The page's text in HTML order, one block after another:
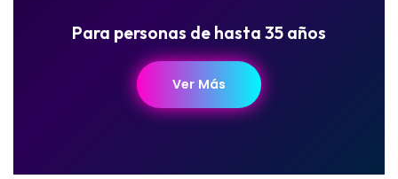
Para personas de hasta 35 años
Ver Más